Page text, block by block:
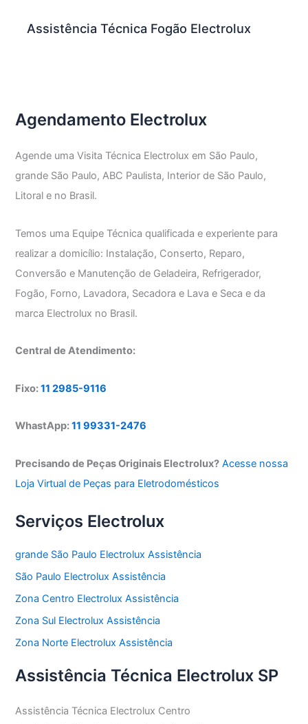
Assistência Técnica Fogão Electrolux
Agendamento Electrolux
Agende uma Visita Técnica Electrolux em São Paulo,
grande São Paulo, ABC Paulista, Interior de São Paulo,
Litoral e no Brasil.
Temos uma Equipe Técnica qualificada e experiente para
realizar a domicílio: Instalação, Conserto, Reparo,
Conversão e Manutenção de Geladeira, Refrigerador,
Fogão, Forno, Lavadora, Secadora e Lava e Seca e da
marca Electrolux no Brasil.
Central de Atendimento:
Fixo:11 2985-9116
WhastApp:11 99331-2476
Precisando de Peças Originais Electrolux? Acesse nossa
Loja Virtual de Peças para Eletrodomésticos
Serviços Electrolux
grande São Paulo Electrolux Assistência
São Paulo Electrolux Assistência
Zona Centro Electrolux Assistência
Zona Sul Electrolux Assistência
Zona Norte Electrolux Assistência
Assistência Técnica Electrolux SP
Assistência Técnica Electrolux Centro